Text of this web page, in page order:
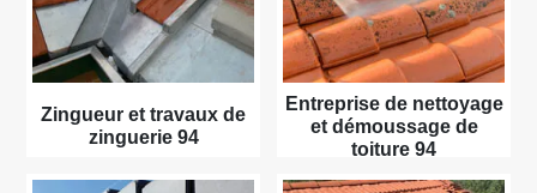
Zingueur et travaux de
zinguerie 94
Entreprise de nettoyage
et démoussage de
toiture 94